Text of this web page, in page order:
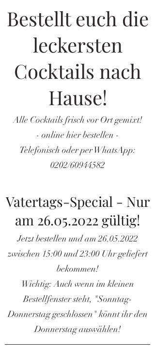
Bestellt euch die
leckersten
Cocktails nach
Hause!
Alle Cocktails frisch vor Ort gemixt!
- online hier bestellen -
Telefonisch oder per WhatsApp:
0202/60944582
Vatertags-Special - Nur
am 26.05.2022 gültig!
Jetzt bestellen und am 26.05.2022
zwischen 15:00 und 23:00 Uhr geliefert
bekommen!
Wichtig: Auch wenn im kleinen
Bestellfenster steht, "Sonntag-
Donnerstag geschlossen" könnt ihr den
Donnerstag auswählen!